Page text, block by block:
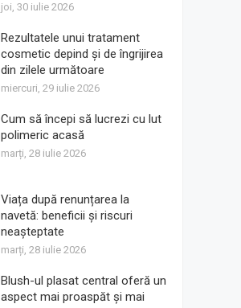
joi, 30 iulie 2026
Rezultatele unui tratament
cosmetic depind și de îngrijirea
din zilele următoare
miercuri, 29 iulie 2026
Cum să începi să lucrezi cu lut
polimeric acasă
marți, 28 iulie 2026
Viața după renunțarea la
navetă: beneficii și riscuri
neașteptate
marți, 28 iulie 2026
Blush-ul plasat central oferă un
aspect mai proaspăt și mai